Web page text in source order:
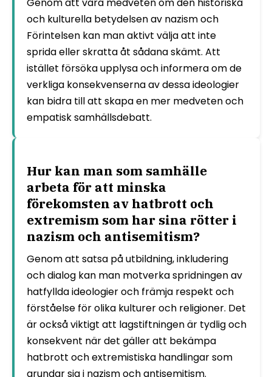
Genom att vara medveten om den historiska
och kulturella betydelsen av nazism och
Förintelsen kan man aktivt välja att inte
sprida eller skratta åt sådana skämt. Att
istället försöka upplysa och informera om de
verkliga konsekvenserna av dessa ideologier
kan bidra till att skapa en mer medveten och
empatisk samhällsdebatt.
Hur kan man som samhälle
arbeta för att minska
förekomsten av hatbrott och
extremism som har sina rötter i
nazism och antisemitism?
Genom att satsa på utbildning, inkludering
och dialog kan man motverka spridningen av
hatfyllda ideologier och främja respekt och
förståelse för olika kulturer och religioner. Det
är också viktigt att lagstiftningen är tydlig och
konsekvent när det gäller att bekämpa
hatbrott och extremistiska handlingar som
grundar sig i nazism och antisemitism.